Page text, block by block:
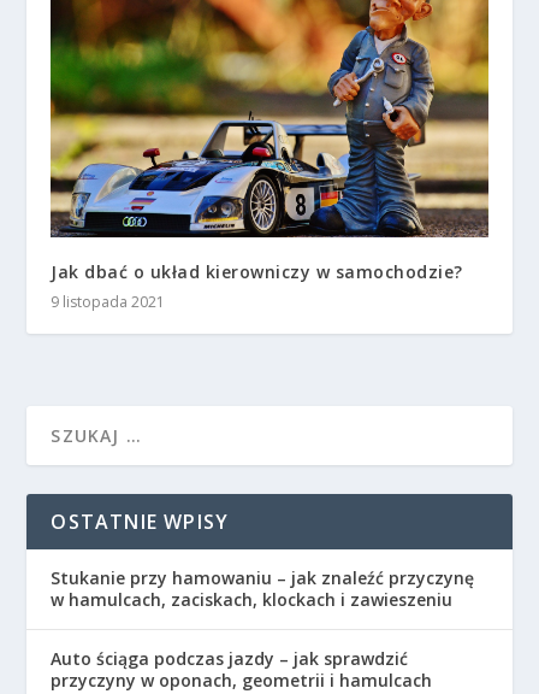
Jak dbać o układ kierowniczy w samochodzie?
9 listopada 2021
OSTATNIE WPISY
Stukanie przy hamowaniu – jak znaleźć przyczynę
w hamulcach, zaciskach, klockach i zawieszeniu
Auto ściąga podczas jazdy – jak sprawdzić
przyczyny w oponach, geometrii i hamulcach